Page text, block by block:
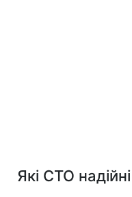
Які СТО надійні